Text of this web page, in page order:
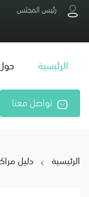
رئيس المجلس
الرئيسية
تواصل معنا
الرئيسية دليل